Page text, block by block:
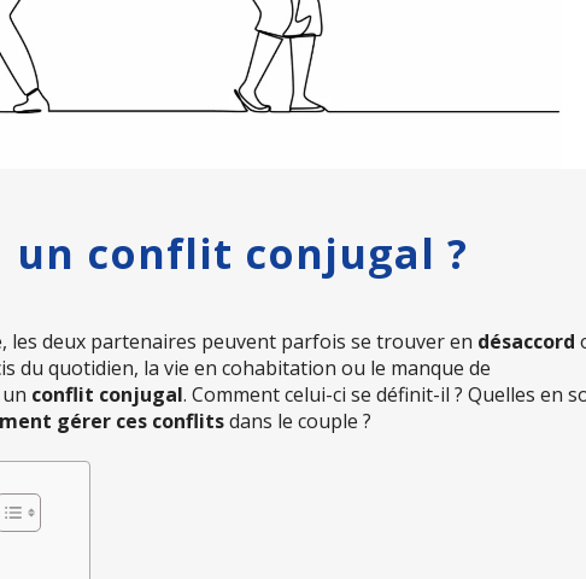
un conflit conjugal ?
les deux partenaires peuvent parfois se trouver en désaccord
du quotidien, la vie en cohabitation ou le manque de
conflit conjugal. Comment celui-ci se définit-il ? Quelles en
gérer ces conflitsdans le couple ?